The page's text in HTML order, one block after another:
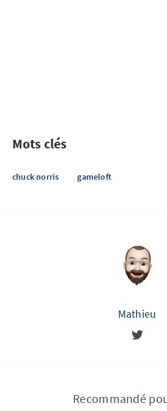
Mots clés
chuck norris gameloft
Mathieu
Recommandé